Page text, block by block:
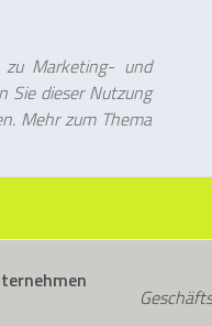
zu Marketing- und
Sie dieser Nutzung
Mehr zum Thema